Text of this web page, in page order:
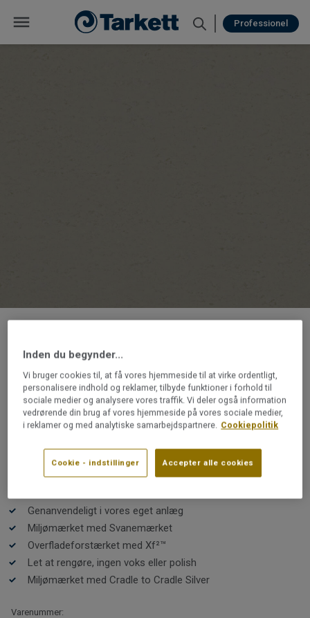
Professionel
Originale xf²™ 2,5 mm |
Originale CLIFF 485
Originale XF²™ forener et let delikat udtryk med bløde
farver skabt med de smukkeste pigmenter. Den unikke
farvepalet er inspireret af naturen og er en elegant og
tidløs base for din indretning. Nyd følelsen af det
naturlige linoleum under fødderne. Med den holdbare
overfladebehandling XF²™ er gulvet er nemt at holde og
Læs mere
Genanvendeligt i vores eget anlæg
Miljømærket med Svanemærket
Overfladeforstærket med Xf²™
Let at rengøre, ingen voks eller polish
Miljømærket med Cradle to Cradle Silver
Varenummer:
Inden du begynder...
Vi bruger cookies til, at få vores hjemmeside til at virke ordentligt,
personalisere indhold og reklamer, tilbyde funktioner i forhold til
sociale medier og analysere vores traffik. Vi deler også information
vedrørende din brug af vores hjemmeside på vores sociale medier,
i reklamer og med analytiske samarbejdspartnere. Cookiepolitik
Cookie - indstillinger Accepter alle cookies